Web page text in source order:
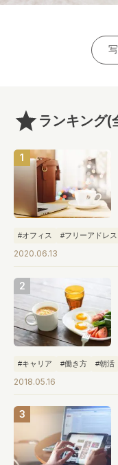
ランキング(
#オフィス #フリーアドレス
2020.06.13
#キャリア #働き方 #朝活
2018.05.16